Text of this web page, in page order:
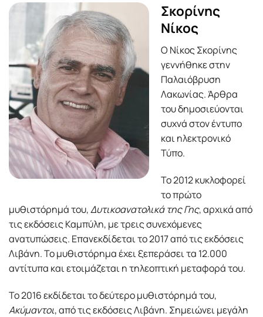
Σκορίνης
Νίκος
Ο Νίκος Σκορίνης
γεννήθηκε στην
Παλαιόβρυση
Λακωνίας. Άρθρα
του δημοσιεύονται
συχνά στον έντυπο
και ηλεκτρονικό
Τύπο.
Το 2012 κυκλοφορεί
το πρώτο
μυθιστόρημά του,Δυτικοανατολικά της Γης, αρχικά από
τις εκδόσεις Καμπύλη, με τρεις συνεχόμενες
ανατυπώσεις. Επανεκδίδεται το 2017 από τις εκδόσεις
Λιβάνη. Το μυθιστόρημα έχει ξεπεράσει τα 12.000
αντίτυπα και ετοιμάζεται η τηλεοπτική μεταφορά του.
Το 2016 εκδίδεται το δεύτερο μυθιστόρημά του,
Ακύμαντοι, από τις εκδόσεις Λιβάνη. Σημειώνει μεγάλη